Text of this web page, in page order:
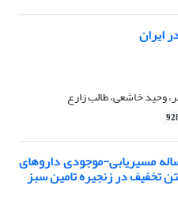
ایران
وحید خاشعی، طالب زارع
مسیریابی-موجودی دارو‌های
تخفیف در زنجیره تامین سبز